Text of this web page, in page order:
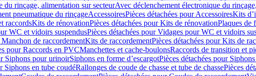
du rinçage, alimentation sur secteurAvec déclenchement électronique du
pneumatique du rinçageAccessoiresPièces détachées pour AccessoiresKits
raccordsKits de rénovationPièces détachées pour Kits de rénovationPlaques de
WC et vidoirs suspendusPièces détachées pour Vidages pour WC et vidoirs
de raccordementKits de raccordementPièces détachées pour Kits de
pour Raccords en PVCManchettes et cache-boulonsRaccords de transition et
Siphons pour urinoirSiphons en forme d’escargotPièces détachées pour
Siphons en tube coudéRallonges de coude de chasse et tube de chassePièces